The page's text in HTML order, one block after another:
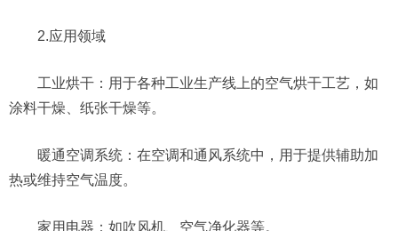
2.应用领域
工业烘干：用于各种工业生产线上的空气烘干工艺，如
涂料干燥、纸张干燥等。
暖通空调系统：在空调和通风系统中，用于提供辅助加
热或维持空气温度。
家用电器：如吹风机、空气净化器等。